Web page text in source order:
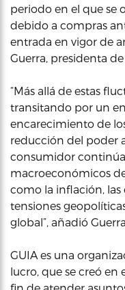
periodo en el que se
debido a compras
entrada en vigor de
Guerra, presidenta de
“Más allá de estas
transitando por un
encarecimiento de
reducción del poder
consumidor
macroeconómicos
como la inflación, las
tensiones
global”, añadió
GUIA es una
lucro, que se creó en